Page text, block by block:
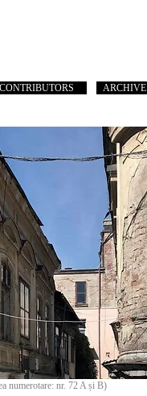
CONTRIBUTORS ARCHIVE
numerotare: nr. 72 A și B)